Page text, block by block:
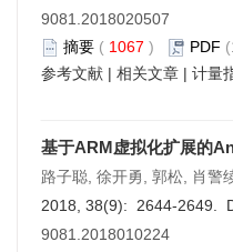
9081.2018020507
摘要 ( 1067 ) PDF
参考文献 | 相关文章 | 计量
基于ARM虚拟化扩展的
路子聪, 徐开勇, 郭松, 肖警
2018, 38(9): 2644-2649.
9081.2018010224